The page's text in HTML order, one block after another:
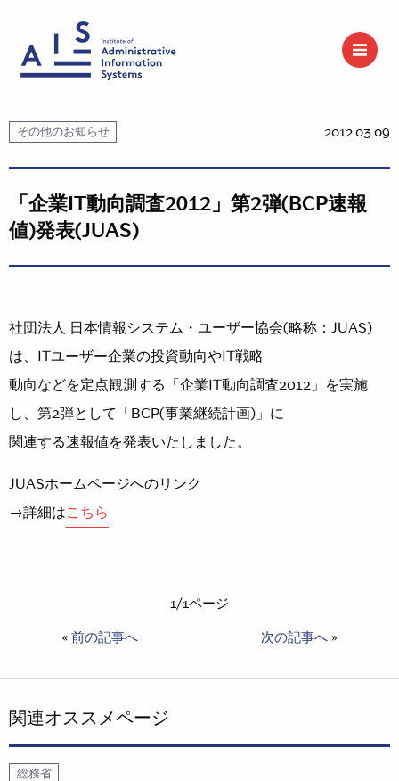
その他のお知らせ 2012.03.09
「企業IT動向調査2012」第2弾(BCP速報
値)発表(JUAS)
社団法人 日本情報システム・ユーザー協会(略称：JUAS)
は、ITユーザー企業の投資動向やIT戦略
動向などを定点観測する「企業IT動向調査2012」を実施
し、第2弾として「BCP(事業継続計画)」に
関連する速報値を発表いたしました。
JUASホームページへのリンク
→詳細はこちら
1/1ページ
« 前の記事へ 次の記事へ »
関連オススメページ
総務省